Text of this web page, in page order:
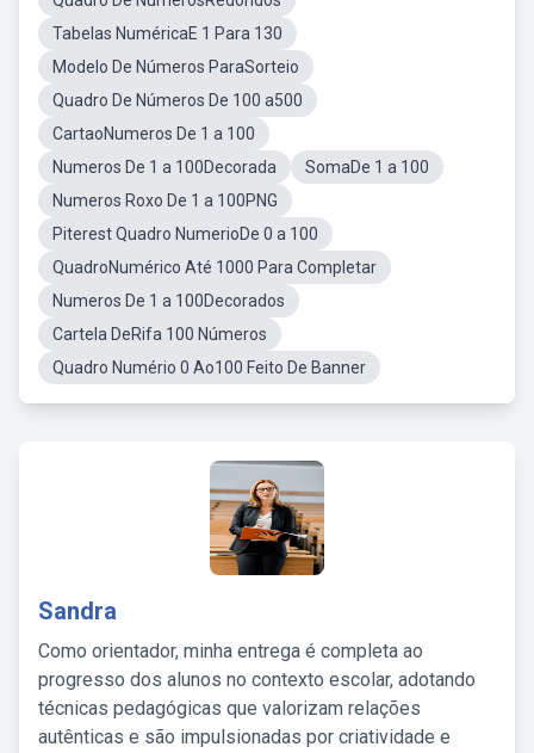
Tabelas NuméricaE 1 Para 130
Modelo De Números ParaSorteio
Quadro De Números De 100 a500
CartaoNumeros De 1 a 100
Numeros De 1 a 100Decorada
SomaDe 1 a 100
Numeros Roxo De 1 a 100PNG
Piterest Quadro NumerioDe 0 a 100
QuadroNumérico Até 1000 Para Completar
Numeros De 1 a 100Decorados
Cartela DeRifa 100 Números
Quadro Numério 0 Ao100 Feito De Banner
Sandra
Como orientador, minha entrega é completa ao
progresso dos alunos no contexto escolar, adotando
técnicas pedagógicas que valorizam relações
autênticas e são impulsionadas por criatividade e